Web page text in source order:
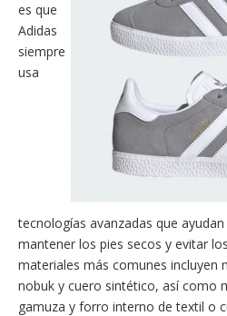
es que
Adidas
siempre
usa
tecnologías avanzadas que
mantener los pies secos y evitar
materiales más comunes incluyen
nobuk y cuero sintético, así como
gamuza y forro interno de textil o